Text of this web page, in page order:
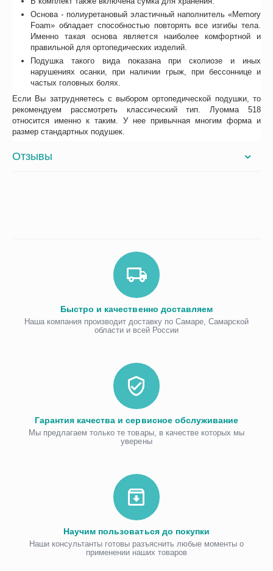
Основа - полиуретановый эластичный наполнитель «Memory
Foam» обладает способностью повторять все изгибы тела.
Именно такая основа является наиболее комфортной и
правильной для ортопедических изделий.
Подушка такого вида показана при сколиозе и иных
нарушениях осанки, при наличии грыж, при бессоннице и
частых головных болях.
Если Вы затрудняетесь с выбором ортопедической подушки, то
рекомендуем рассмотреть классический тип. Луомма 518
относится именно к таким. У нее привычная многим форма и
размер стандартных подушек.
Отзывы
Быстро и качественно доставляем
Наша компания производит доставку по Самаре, Самарской
области и всей России
Гарантия качества и сервисное обслуживание
Мы предлагаем только те товары, в качестве которых мы
уверены
Научим пользоваться до покупки
Наши консультанты готовы разъяснить любые моменты о
применении наших товаров